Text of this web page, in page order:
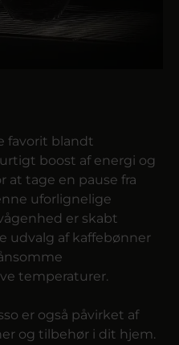
favorit blandt
boost af energi og
at tage en pause fra
uforlignelige
er skabt
udvalg af kaffebønner
temperaturer.
er også påvirket af
og tilbehør i dit hjem.